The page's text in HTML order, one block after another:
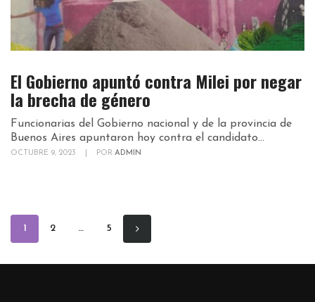
El Gobierno apuntó contra Milei por negar
la brecha de género
Funcionarias del Gobierno nacional y de la provincia de
Buenos Aires apuntaron hoy contra el candidato...
OCTUBRE 9, 2023 POR ADMIN
1 2 … 5